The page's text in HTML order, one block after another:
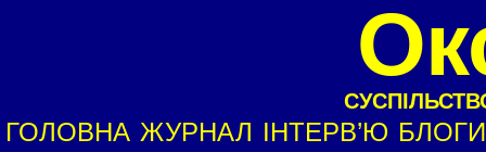
ГОЛОВНА ЖУРНАЛ ІНТЕРВ’Ю БЛОГИ